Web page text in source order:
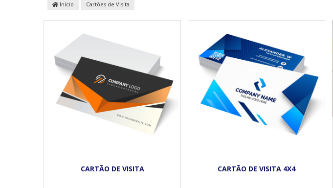
Início Cartões de Visita
CARTÃO DE VISITA CARTÃO DE VISITA 4X4